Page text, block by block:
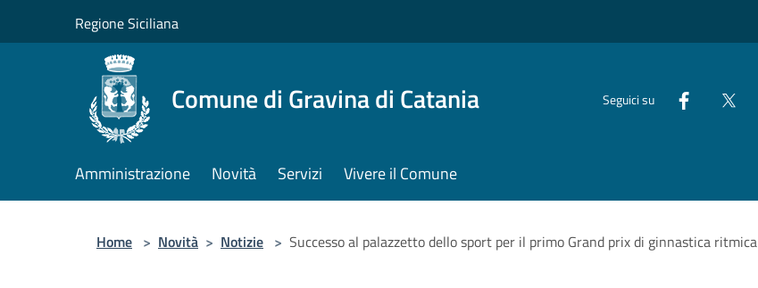
Regione Siciliana
Comune di Gravina di Catania Seguici su
Amministrazione Novità Servizi Vivere il Comune
Home > Novità > Notizie > Successo al palazzetto dello sport per il primo Grand prix di ginnastica ritmica